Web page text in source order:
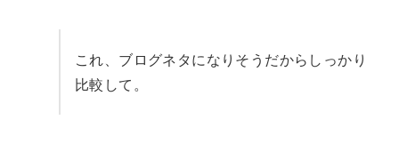
これ、ブログネタになりそうだからしっかり
比較して。